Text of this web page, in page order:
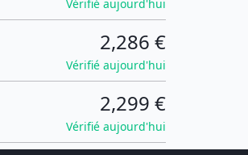
Vérifié aujourd'hui
2,286 €
Vérifié aujourd'hui
2,299 €
Vérifié aujourd'hui